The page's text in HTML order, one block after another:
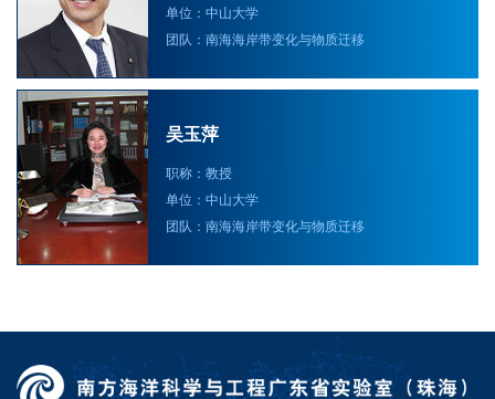
单位：中山大学
团队：南海海岸带变化与物质迁移
吴玉萍
职称：教授
单位：中山大学
团队：南海海岸带变化与物质迁移